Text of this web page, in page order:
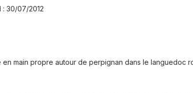
30/07/2012
main propre autour de perpignan dans le languedoc